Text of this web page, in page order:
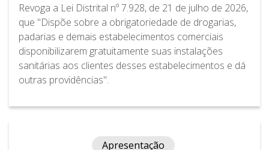
Revoga a Lei Distrital nº 7.928, de 21 de julho de 2026,
que "Dispõe sobre a obrigatoriedade de drogarias,
padarias e demais estabelecimentos comerciais
disponibilizarem gratuitamente suas instalações
sanitárias aos clientes desses estabelecimentos e dá
outras providências".
Apresentação